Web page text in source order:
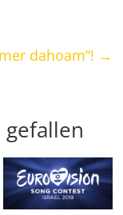
dahoam“! →